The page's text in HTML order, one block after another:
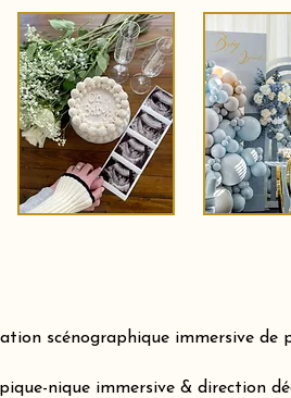
scénographique immersive de
nique immersive & direction